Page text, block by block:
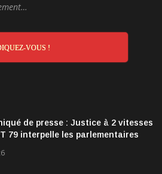
VOUS !
de presse : Justice à 2 vitesses
79 interpelle les parlementaires